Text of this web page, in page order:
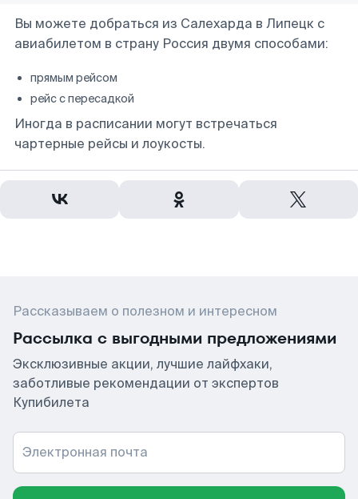
Вы можете добраться из Салехарда в Липецк с
авиабилетом в страну Россия двумя способами:
прямым рейсом
рейс с пересадкой
Иногда в расписании могут встречаться
чартерные рейсы и лоукосты.
Рассказываем о полезном и интересном
Рассылка с выгодными предложениями
Эксклюзивные акции, лучшие лайфхаки,
заботливые рекомендации от экспертов
Купибилета
Электронная почта